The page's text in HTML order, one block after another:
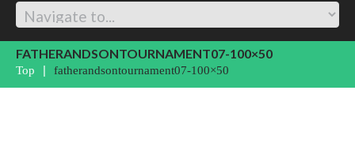
FATHERANDSONTOURNAMENT07-100×50
Top fatherandsontournament07-100×50